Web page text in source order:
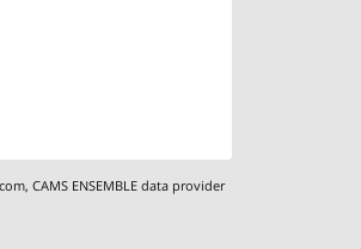
,CAMS ENSEMBLE data provider